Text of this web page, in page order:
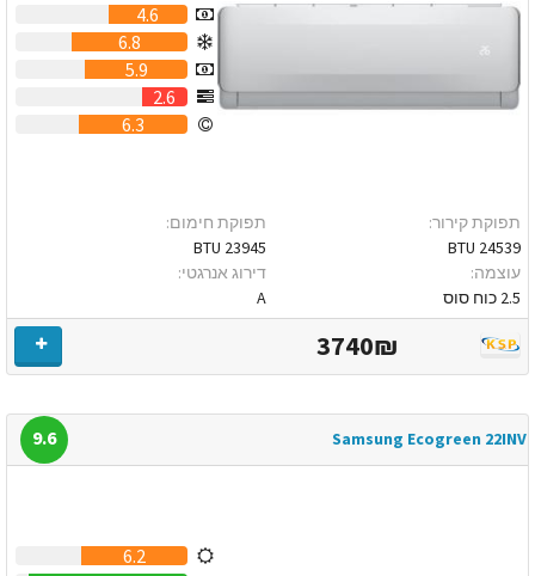
4.6
6.8
5.9
2.6
6.3
תפוקת קירור:
24539 BTU
עוצמה:
2.5 כוח סוס
תפוקת חימום:
23945 BTU
דירוג אנרגטי:
A
3740₪
Samsung Ecogreen 22INV
9.6
6.2